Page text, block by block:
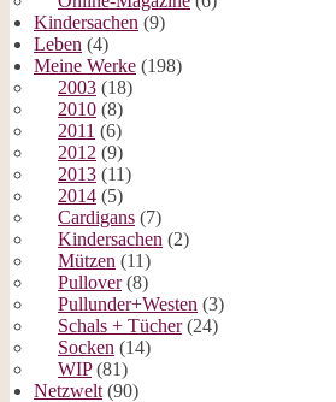
Kindersachen (9)
Leben (4)
Meine Werke (198)
2003 (18)
2010 (8)
2011 (6)
2012 (9)
2013 (11)
2014 (5)
Cardigans (7)
Kindersachen (2)
Mützen (11)
Pullover(8)
Pullunder+Westen (3)
Schals + Tücher(24)
Socken (14)
WIP(81)
Netzwelt (90)